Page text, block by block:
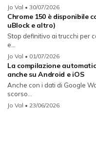
Jo Val • 30/07/2026
Chrome 150 è disponibile
uBlock e altro)
Stop definitivo ai trucchi per
e...
Jo Val • 01/07/2026
La compilazione
anche su Android e iOS
Anche con i dati di Google
scorso...
Jo Val • 23/06/2026